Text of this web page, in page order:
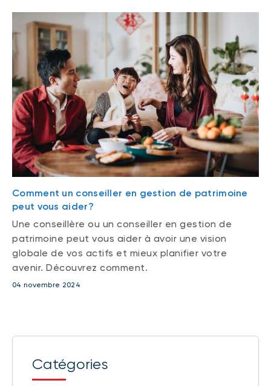
Comment un conseiller en gestion de patrimoine
peut vous aider?
Une conseillère ou un conseiller en gestion de
patrimoine peut vous aider à avoir une vision
globale de vos actifs et mieux planifier votre
avenir. Découvrez comment.
04 novembre 2024
Catégories